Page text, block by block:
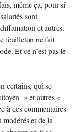
même ça, pour si
sont
et autres.
feuilleton ne fait
Et ce n’est pas le
certains, qui se
» et autres «
à des commentaires
modérés et de la